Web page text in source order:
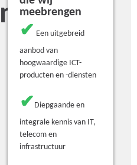
meebrengen
✔ Een uitgebreid
aanbod van
hoogwaardige ICT-
producten en -diensten
✔ Diepgaande en
integrale kennis van IT,
telecom en
infrastructuur